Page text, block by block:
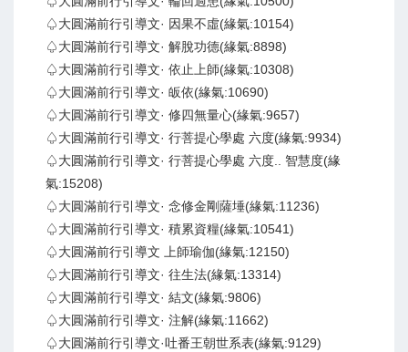
♤大圓滿前行引導文· 因果不虛(緣氣:10154)
♤大圓滿前行引導文· 解脫功德(緣氣:8898)
♤大圓滿前行引導文· 依止上師(緣氣:10308)
♤大圓滿前行引導文· 皈依(緣氣:10690)
♤大圓滿前行引導文· 修四無量心(緣氣:9657)
♤大圓滿前行引導文· 行菩提心學處 六度(緣氣:9934)
♤大圓滿前行引導文· 行菩提心學處 六度.. 智慧度(緣
氣:15208)
♤大圓滿前行引導文· 念修金剛薩埵(緣氣:11236)
♤大圓滿前行引導文· 積累資糧(緣氣:10541)
♤大圓滿前行引導文 上師瑜伽(緣氣:12150)
♤大圓滿前行引導文· 往生法(緣氣:13314)
♤大圓滿前行引導文· 結文(緣氣:9806)
♤大圓滿前行引導文· 注解(緣氣:11662)
♤大圓滿前行引導文·吐番王朝世系表(緣氣:9129)